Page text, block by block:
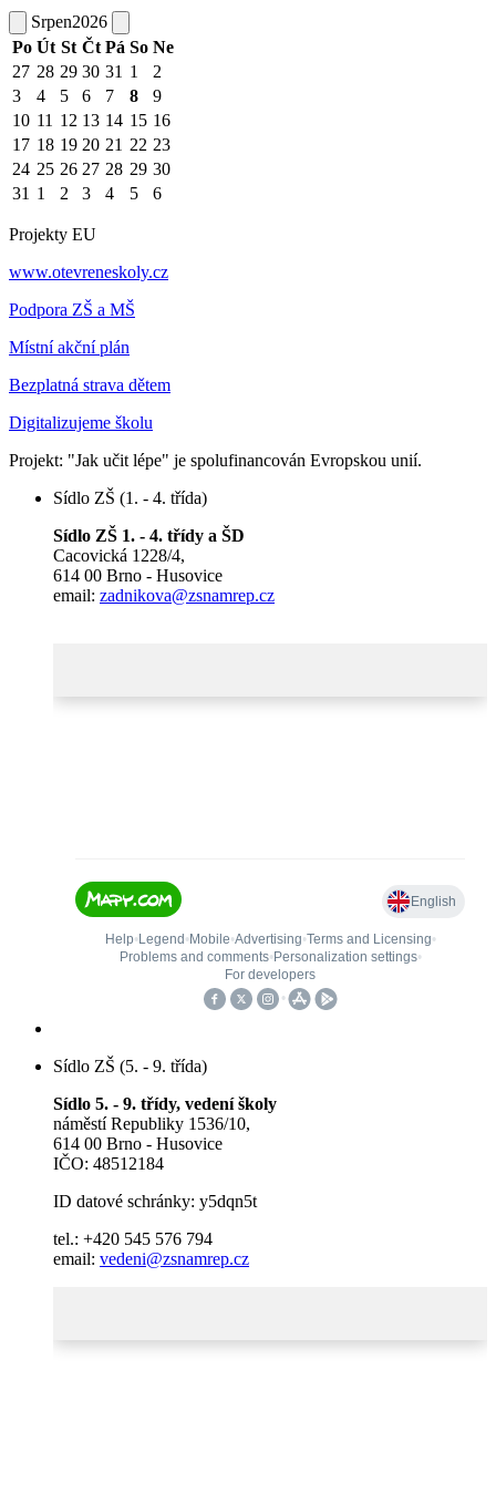
Srpen2026
Po Út St Čt Pá So Ne
27 28 29 30 31 1
2
3
4 5 6 7 8
9
10 11 12 13 14 15 16
17 18 19 20 21 22 23
24 25 26 27 28 29 30
31 1 2 3 4 5 6
Projekty EU
www.otevreneskoly.cz
Podpora ZŠ a MŠ
Místní akční plán
Bezplatná strava dětem
Digitalizujeme školu
Projekt: "Jak učit lépe" je spolufinancován Evropskou unií.
Sídlo ZŠ (1. - 4. třída)
Sídlo ZŠ 1. - 4. třídy a ŠD
Cacovická 1228/4,
614 00 Brno - Husovice
email: zadnikova@zsnamrep.cz
Sídlo ZŠ (5. - 9. třída)
Sídlo 5. - 9. třídy, vedení školy
náměstí Republiky 1536/10,
614 00 Brno - Husovice
IČO: 48512184
ID datové schránky: y5dqn5t
tel.: +420 545 576 794
email: vedeni@zsnamrep.cz